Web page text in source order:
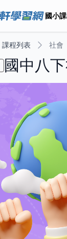
國小
課程列表 社會
國中八